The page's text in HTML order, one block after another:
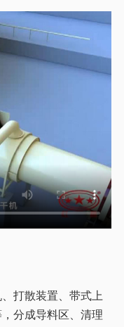
打散装置、带式上
分成导料区、清理